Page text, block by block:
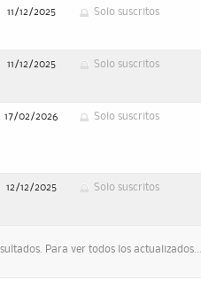
11/12/2025 Solo suscritos
11/12/2025 Solo suscritos
17/02/2026 Solo suscritos
12/12/2025 Solo suscritos
Para ver todos los actualizados...